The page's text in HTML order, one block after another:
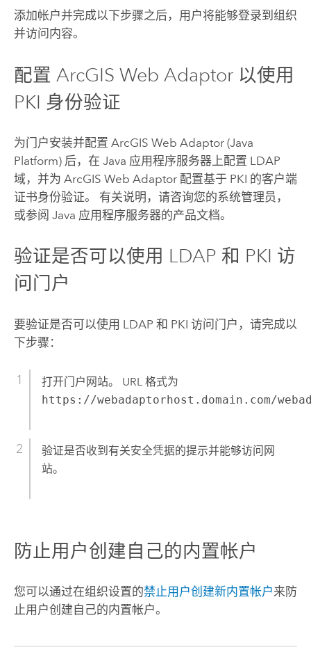
添加帐户并完成以下步骤之后，用户将能够登录到组织
并访问内容。
配置 ArcGIS Web Adaptor 以使用
PKI 身份验证
为门户安装并配置 ArcGIS Web Adaptor (Java
Platform)后，在 Java 应用程序服务器上配置 LDAP
域，并为 ArcGIS Web Adaptor配置基于 PKI 的客户端
证书身份验证。 有关说明，请咨询您的系统管理员，
或参阅 Java 应用程序服务器的产品文档。
验证是否可以使用 LDAP 和 PKI 访
问门户
要验证是否可以使用 LDAP 和 PKI 访问门户，请完成以
下步骤：
打开门户网站。 URL 格式为
https://webadaptorhost.domain.com/
验证是否收到有关安全凭据的提示并能够访问网
站。
防止用户创建自己的内置帐户
您可以通过在组织设置的禁止用户创建新内置帐户来防
止用户创建自己的内置帐户。